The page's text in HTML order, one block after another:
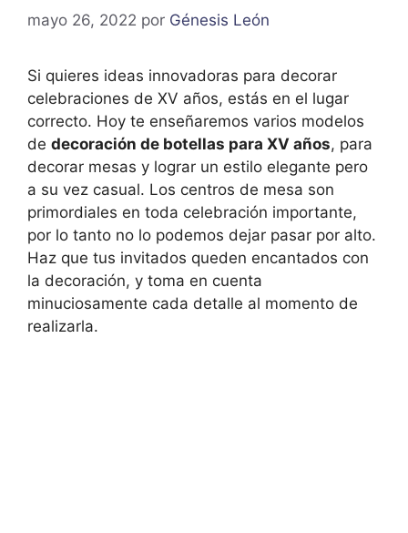
mayo 26, 2022 por Génesis León
Si quieres ideas innovadoras para decorar
celebraciones de XV años, estás en el lugar
correcto. Hoy te enseñaremos varios modelos
de decoración de botellas para XV años, para
decorar mesas y lograr un estilo elegante pero
a su vez casual. Los centros de mesa son
primordiales en toda celebración importante,
por lo tanto no lo podemos dejar pasar por alto.
Haz que tus invitados queden encantados con
la decoración, y toma en cuenta
minuciosamente cada detalle al momento de
realizarla.